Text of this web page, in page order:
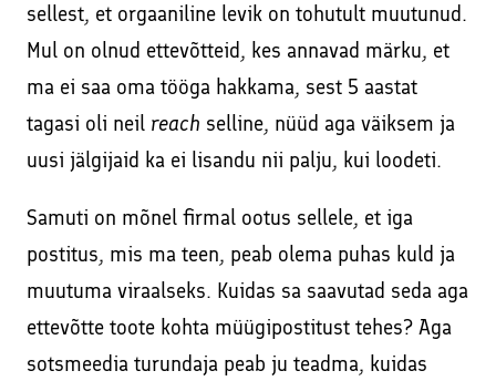
sellest, et orgaaniline levik on tohutult muutunud.
Mul on olnud ettevõtteid, kes annavad märku, et
ma ei saa oma tööga hakkama, sest 5 aastat
tagasi oli neil reach selline, nüüd aga väiksem ja
uusi jälgijaid ka ei lisandu nii palju, kui loodeti.
Samuti on mõnel firmal ootus sellele, et iga
postitus, mis ma teen, peab olema puhas kuld ja
muutuma viraalseks. Kuidas sa saavutad seda aga
ettevõtte toote kohta müügipostitust tehes? Aga
sotsmeedia turundaja peab ju teadma, kuidas